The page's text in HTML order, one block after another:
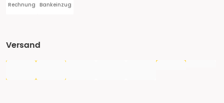
Rechnung Bankeinzug
Versand